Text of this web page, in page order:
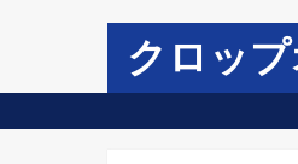
クロッ